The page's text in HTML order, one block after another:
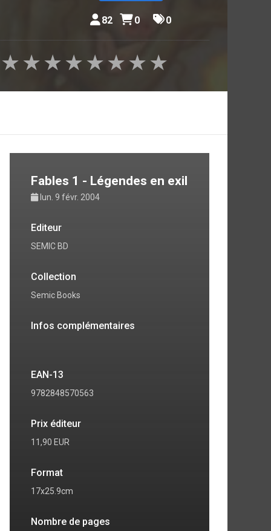
de
82 0 0
★
★
★
★
★
★
★
★
Fables 1 - Légendes en exil
lun. 9 févr. 2004
Editeur
SEMIC BD
Collection
Semic Books
Infos complémentaires
EAN-13
9782848570563
Prix éditeur
11,90 EUR
Format
17x25.9cm
Nombre de pages